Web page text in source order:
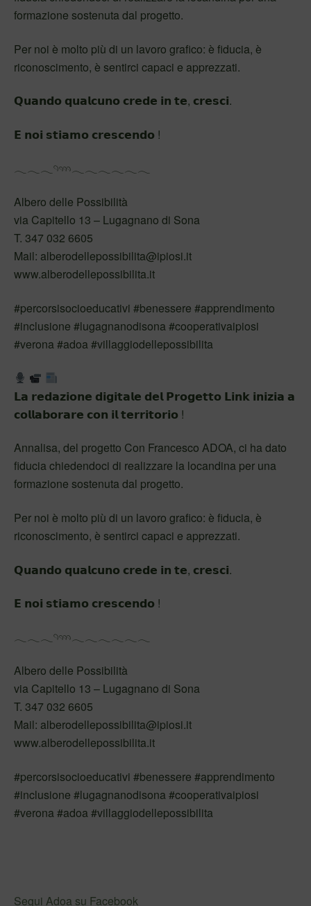
formazione sostenuta dal progetto.
Per noi è molto più di un lavoro grafico: è fiducia, è
riconoscimento, è sentirci capaci e apprezzati.
𝗤𝘂𝗮𝗻𝗱𝗼 𝗾𝘂𝗮𝗹𝗰𝘂𝗻𝗼 𝗰𝗿𝗲𝗱𝗲 𝗶𝗻 𝘁𝗲, 𝗰𝗿𝗲𝘀𝗰𝗶.
𝗘 𝗻𝗼𝗶 𝘀𝘁𝗶𝗮𝗺𝗼 𝗰𝗿𝗲𝘀𝗰𝗲𝗻𝗱𝗼 !
𓂃𓂃𓂃𓄹𓄺𓂃𓂃𓂃𓂃𓂃𓂃
Albero delle Possibilità
via Capitello 13 – Lugagnano di Sona
T. 347 032 6605
Mail: alberodellepossibilita@ipiosi.it
www.alberodellepossibilita.it
#percorsisocioeducativi #benessere #apprendimento
#inclusione #lugagnanodisona #cooperativaipiosi
#verona #adoa #villaggiodellepossibilita
𝗟𝗮 𝗿𝗲𝗱𝗮𝘇𝗶𝗼𝗻𝗲 𝗱𝗶𝗴𝗶𝘁𝗮𝗹𝗲 𝗱𝗲𝗹 𝗣𝗿𝗼𝗴𝗲𝘁𝘁𝗼 𝗟𝗶𝗻𝗸 𝗶𝗻𝗶𝘇𝗶𝗮 𝗮
𝗰𝗼𝗹𝗹𝗮𝗯𝗼𝗿𝗮𝗿𝗲 𝗰𝗼𝗻 𝗶𝗹 𝘁𝗲𝗿𝗿𝗶𝘁𝗼𝗿𝗶𝗼 !
Annalisa, del progetto Con Francesco ADOA, ci ha dato
fiducia chiedendoci di realizzare la locandina per una
formazione sostenuta dal progetto.
Per noi è molto più di un lavoro grafico: è fiducia, è
riconoscimento, è sentirci capaci e apprezzati.
𝗤𝘂𝗮𝗻𝗱𝗼 𝗾𝘂𝗮𝗹𝗰𝘂𝗻𝗼 𝗰𝗿𝗲𝗱𝗲 𝗶𝗻 𝘁𝗲, 𝗰𝗿𝗲𝘀𝗰𝗶.
𝗘 𝗻𝗼𝗶 𝘀𝘁𝗶𝗮𝗺𝗼 𝗰𝗿𝗲𝘀𝗰𝗲𝗻𝗱𝗼 !
𓂃𓂃𓂃𓄹𓄺𓂃𓂃𓂃𓂃𓂃𓂃
Albero delle Possibilità
via Capitello 13 – Lugagnano di Sona
T. 347 032 6605
Mail: alberodellepossibilita@ipiosi.it
www.alberodellepossibilita.it
#percorsisocioeducativi #benessere #apprendimento
#inclusione #lugagnanodisona #cooperativaipiosi
#verona #adoa #villaggiodellepossibilita
Segui Adoa su Facebook